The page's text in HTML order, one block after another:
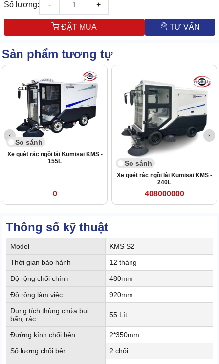
Số lượng: - +
ĐẶT MUA TƯ VẤN
Sản phẩm tương tự
So sánh
Xe quét rác ngồi lái Kumisai KMS -
155L
0
So sánh
Xe quét rác ngồi lái Kumisai KMS -
240L
408000000
Thông số kỹ thuật
Model KMS S2
Thời gian bảo hành 12 tháng
Độ rộng chổi chính 480mm
Độ rộng làm việc 920mm
Dung tích thùng chứa bụi
bẩn, rác
55 Lít
Đường kính chổi bên 2*350mm
Số lượng chổi bên 2 chổi